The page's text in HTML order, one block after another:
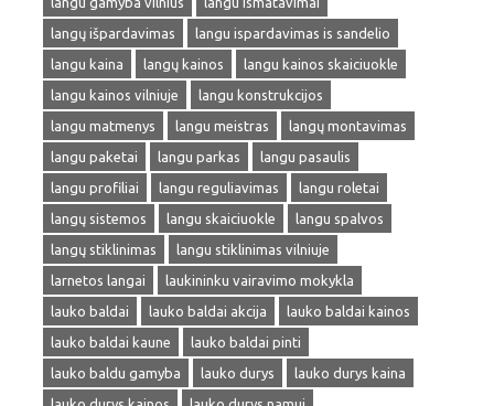
langų išpardavimas
langu ispardavimas is sandelio
langu kaina
langų kainos
langu kainos skaiciuokle
langu kainos vilniuje
langu konstrukcijos
langu matmenys
langu meistras
langų montavimas
langu paketai
langu parkas
langu pasaulis
langu profiliai
langu reguliavimas
langu roletai
langų sistemos
langu skaiciuokle
langu spalvos
langų stiklinimas
langu stiklinimas vilniuje
larnetos langai
laukininku vairavimo mokykla
lauko baldai
lauko baldai akcija
lauko baldai kainos
lauko baldai kaune
lauko baldai pinti
lauko baldu gamyba
lauko durys
lauko durys kaina